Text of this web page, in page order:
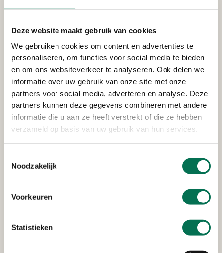
Deze website maakt gebruik van cookies
We gebruiken cookies om content en advertenties te
personaliseren, om functies voor social media te bieden
en om ons websiteverkeer te analyseren. Ook delen we
informatie over uw gebruik van onze site met onze
partners voor social media, adverteren en analyse. Deze
partners kunnen deze gegevens combineren met andere
informatie die u aan ze heeft verstrekt of die ze hebben
verzameld op basis van uw gebruik van hun services.
Noodzakelijk
Voorkeuren
Statistieken
FrieslandCampina Nederland
B.V.
Lageweg 4, 3299 AL Maasdam
Verleend
Westdijk 50, 3274 KG Heinenoord
FrieslandCampina Nederland